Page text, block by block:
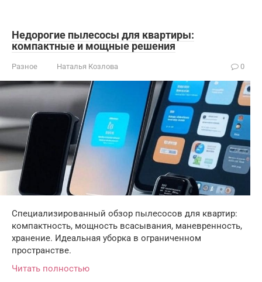
Недорогие пылесосы для квартиры:
компактные и мощные решения
Разное Наталья Козлова 0
Специализированный обзор пылесосов для квартир:
компактность, мощность всасывания, маневренность,
хранение. Идеальная уборка в ограниченном
пространстве.
Читать полностью